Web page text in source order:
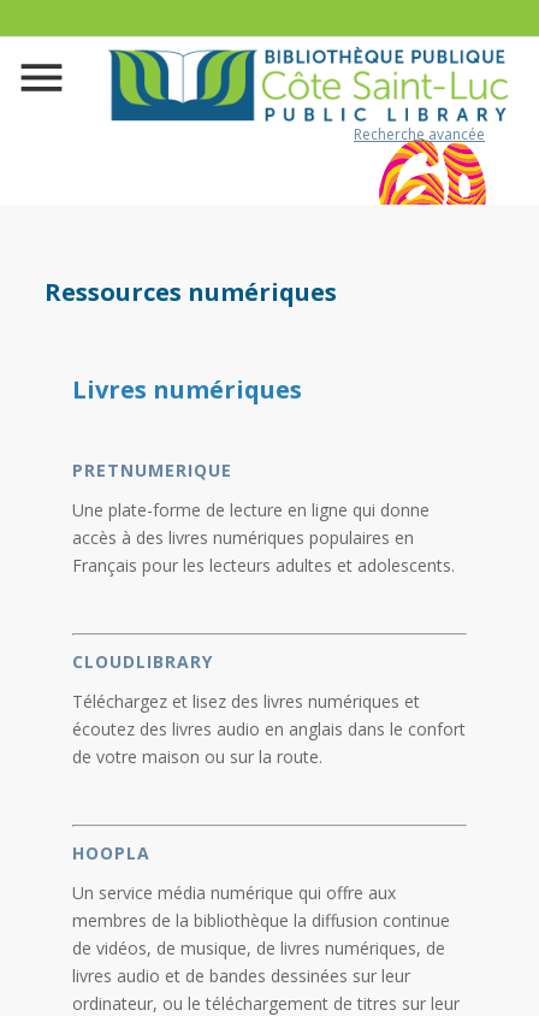
Recherche avancée
Ressources numériques
Livres numériques
PRETNUMERIQUE
Une plate-forme de lecture en ligne qui donne
accès à des livres numériques populaires en
Français pour les lecteurs adultes et adolescents.
CLOUDLIBRARY
Téléchargez et lisez des livres numériques et
écoutez des livres audio en anglais dans le confort
de votre maison ou sur la route.
HOOPLA
Un service média numérique qui offre aux
membres de la bibliothèque la diffusion continue
de vidéos, de musique, de livres numériques, de
livres audio et de bandes dessinées sur leur
ordinateur, ou le téléchargement de titres sur leur